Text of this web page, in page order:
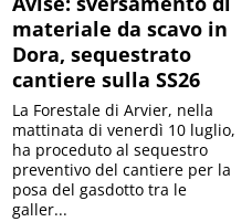
materiale da scavo in
Dora, sequestrato
cantiere sulla SS26
La Forestale di Arvier, nella
mattinata di venerdì 10 luglio,
ha proceduto al sequestro
preventivo del cantiere per la
posa del gasdotto tra le
galler...